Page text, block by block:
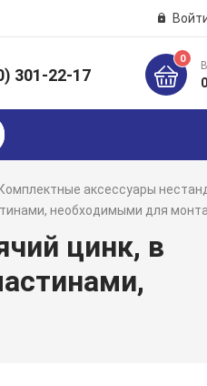
301-22-17
0
Комплектные аксессуары
необходимыми для
цинк, в